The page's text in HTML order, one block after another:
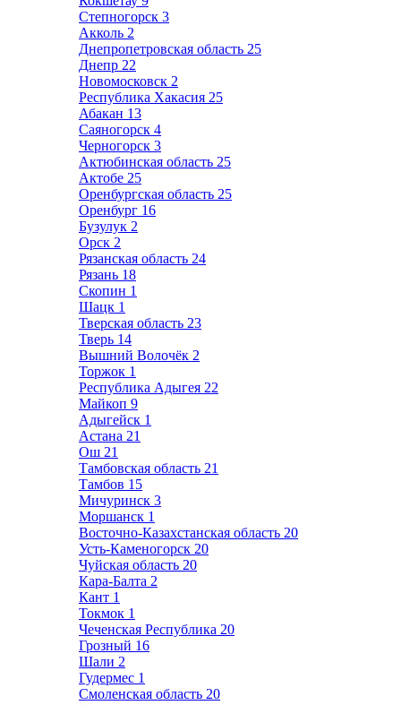
Степногорск 3
Акколь 2
Днепропетровская область 25
Днепр 22
Новомосковск 2
Республика Хакасия 25
Абакан 13
Саяногорск 4
Черногорск 3
Актюбинская область 25
Актобе 25
Оренбургская область 25
Оренбург 16
Бузулук 2
Орск 2
Рязанская область 24
Рязань 18
Скопин 1
Шацк 1
Тверская область 23
Тверь 14
Вышний Волочёк 2
Торжок 1
Республика Адыгея 22
Майкоп 9
Адыгейск 1
Астана 21
Ош 21
Тамбовская область 21
Тамбов 15
Мичуринск 3
Моршанск 1
Восточно-Казахстанская область 20
Усть-Каменогорск 20
Чуйская область 20
Кара-Балта 2
Кант 1
Токмок 1
Чеченская Республика 20
Грозный 16
Шали 2
Гудермес 1
Смоленская область 20